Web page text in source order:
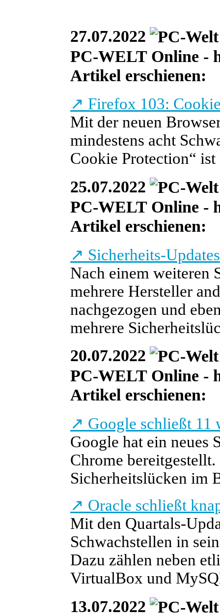
27.07.2022
PC-WELT Online -
Artikel erschienen:
↗ Firefox 103:
Mit der neuen
mindestens acht
Cookie Protection“
25.07.2022
PC-WELT Online -
Artikel erschienen:
↗ Sicherheits-
Nach einem weiteren
mehrere Hersteller
nachgezogen und
mehrere
20.07.2022
PC-WELT Online -
Artikel erschienen:
↗ Google schließt 11
Google hat ein neues
Chrome
Sicherheitslücken im
↗ Oracle schließt
Mit den Quartals-
Schwachstellen in
Dazu zählen neben
VirtualBox und
13.07.2022